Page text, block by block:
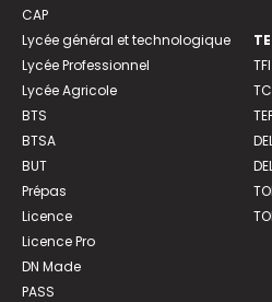
CAP
Lycée général et technologique
Lycée Professionnel
Lycée Agricole
BTS
BTSA
BUT
Prépas
Licence
Licence Pro
DN Made
PASS
TFI